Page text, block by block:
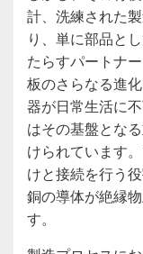
計、洗練された
り、単に部品と
たらすパートナ
板のさらなる進
器が日常生活に
はその基盤とな
けられています
けと接続を行う
銅の導体が絶縁
す。